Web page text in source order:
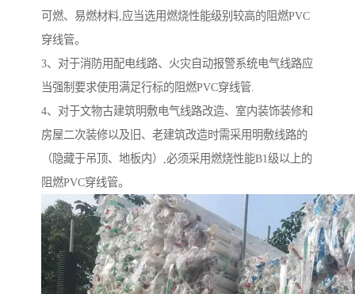
可燃、易燃材料,应当选用燃烧性能级别较高的阻燃PVC
穿线管。
3、对于消防用配电线路、火灾自动报警系统电气线路应
当强制要求使用满足行标的阻燃PVC穿线管.
4、对于文物古建筑明敷电气线路改造、室内装饰装修和
房屋二次装修以及旧、老建筑改造时需采用明敷线路的
（隐藏于吊顶、地板内）,必须采用燃烧性能B1级以上的
阻燃PVC穿线管。